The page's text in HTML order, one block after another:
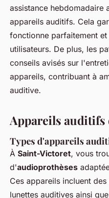
assistance hebdomadaire
appareils auditifs. Cela
fonctionne parfaitement
utilisateurs. De plus, les
conseils avisés sur
appareils, contribuant à
auditive.
Appareils
Types d'appareils
À Saint-Victoret, vous
d'audioprothèses
Ces appareils incluent
lunettes auditives ainsi